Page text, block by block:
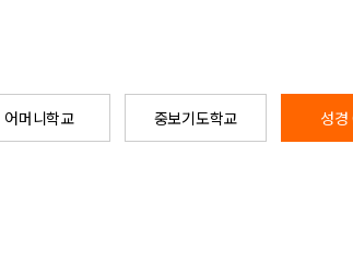
어머니학교 중보기도학교 성